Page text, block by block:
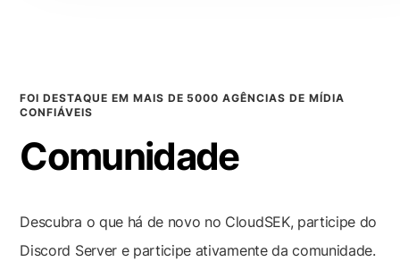
FOI DESTAQUE EM MAIS DE 5000 AGÊNCIAS DE MÍDIA
CONFIÁVEIS
Comunidade
Descubra o que há de novo no CloudSEK, participe do
Discord Server e participe ativamente da comunidade.